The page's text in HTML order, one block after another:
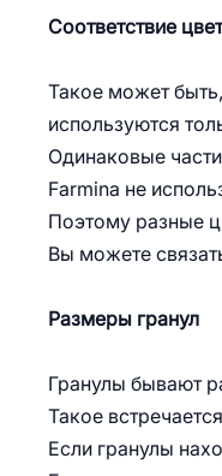
Соответствие
Такое может
используются
Одинаковые
Farmina не
Поэтому разные
Вы можете
Размеры гранул
Гранулы бывают
Такое
Если гранулы